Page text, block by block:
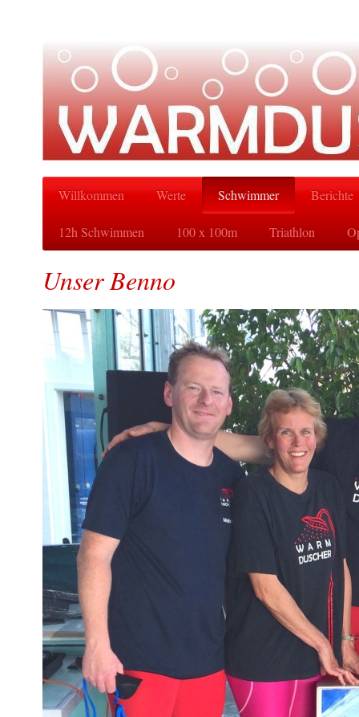
Willkommen Werte Schwimmer Berichte
12h Schwimmen 100 x 100m Triathlon
Unser Benno